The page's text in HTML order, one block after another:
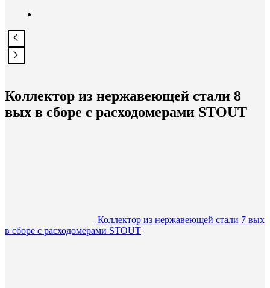
Коллектор из нержавеющей стали 8
вых в сборе с расходомерами STOUT
Коллектор из нержавеющей стали 7 вых
в сборе с расходомерами STOUT